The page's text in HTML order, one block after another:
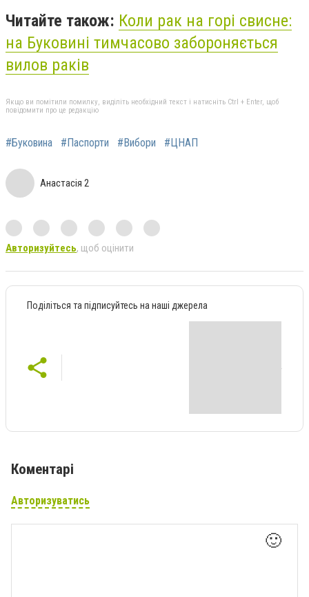
Читайте також: Коли рак на горі свисне:
на Буковині тимчасово забороняється
вилов раків
Якщо ви помітили помилку, виділіть необхідний текст і натисніть Ctrl + Enter, щоб
повідомити про це редакцію
#Буковина #Паспорти #Вибори #ЦНАП
Анастасія 2
Авторизуйтесь, щоб оцінити
Поділіться та підписуйтесь на наші джерела
Коментарі
Авторизуватись
🙂